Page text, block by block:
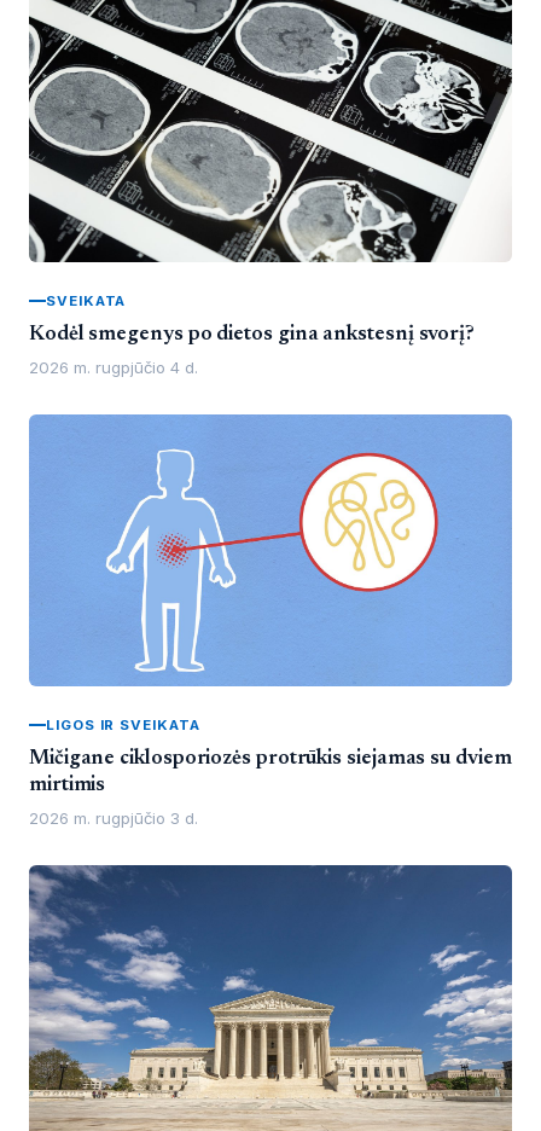
SVEIKATA
Kodėl smegenys po dietos gina ankstesnį svorį?
2026 m. rugpjūčio 4 d.
LIGOS IR SVEIKATA
Mičigane ciklosporiozės protrūkis siejamas su dviem
mirtimis
2026 m. rugpjūčio 3 d.